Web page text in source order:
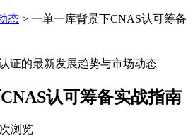
态 > 一单一库背景下CNAS认可筹备
证的最新发展趋势与市场动态
认可筹备实战指南
浏览